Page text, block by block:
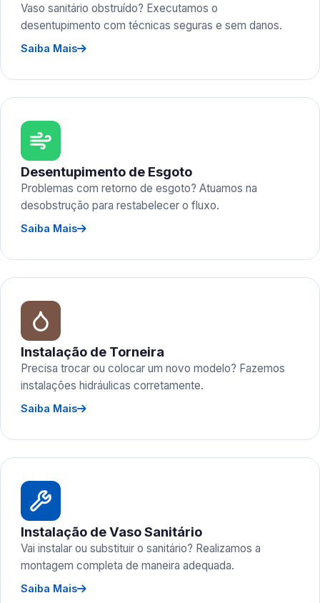
Vaso sanitário obstruído? Executamos o
desentupimento com técnicas seguras e sem danos.
Saiba Mais
Desentupimento de Esgoto
Problemas com retorno de esgoto? Atuamos na
desobstrução para restabelecer o fluxo.
Saiba Mais
Instalação de Torneira
Precisa trocar ou colocar um novo modelo? Fazemos
instalações hidráulicas corretamente.
Saiba Mais
Instalação de Vaso Sanitário
Vai instalar ou substituir o sanitário? Realizamos a
montagem completa de maneira adequada.
Saiba Mais